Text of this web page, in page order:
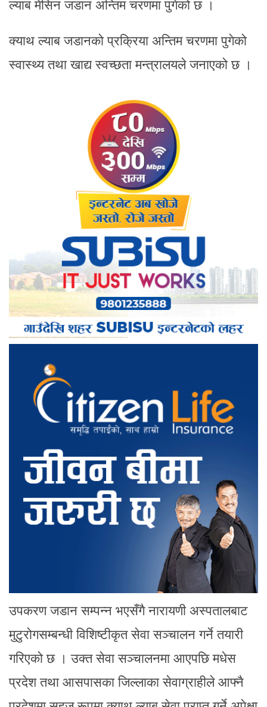
ल्याब मेसिन जडान अन्तिम चरणमा पुगेको छ ।
क्याथ ल्याब जडानको प्रक्रिया अन्तिम चरणमा पुगेको
स्वास्थ्य तथा खाद्य स्वच्छता मन्त्रालयले जनाएको छ ।
उपकरण जडान सम्पन्न भएसँगै नारायणी अस्पतालबाट
मुटुरोगसम्बन्धी विशिष्टीकृत सेवा सञ्चालन गर्ने तयारी
गरिएको छ । उक्त सेवा सञ्चालनमा आएपछि मधेस
प्रदेश तथा आसपासका जिल्लाका सेवाग्राहीले आफ्नै